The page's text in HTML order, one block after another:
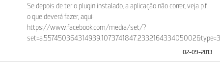
Se depois de ter o plugin instalado, a aplicação não correr, veja p.f.
o que deverá fazer, aqui:
https://www.facebook.com/media/set/?
set=a.557450364314939.1073741847.233216433405002&type=3
02-09-2013